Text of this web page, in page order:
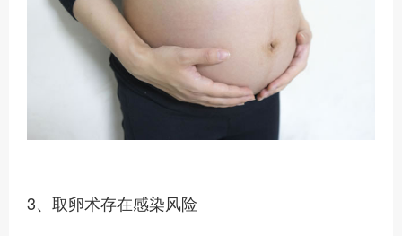
3、取卵术存在感染风险